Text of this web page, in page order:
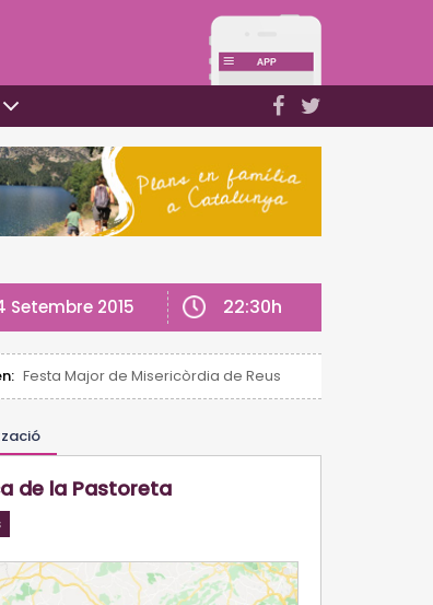
Setembre 2015 22:30h
Festa Major de Misericòrdia de Reus
de la Pastoreta